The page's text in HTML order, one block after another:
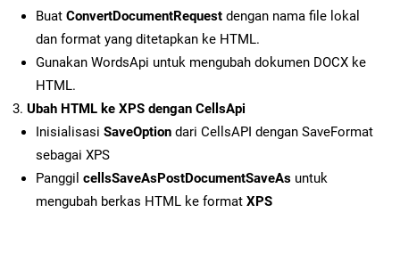
Buat ConvertDocumentRequest dengan nama file lokal
dan format yang ditetapkan ke HTML.
Gunakan WordsApi untuk mengubah dokumen DOCX ke
HTML.
Ubah HTML ke XPS dengan CellsApi
Inisialisasi SaveOption dari CellsAPI dengan SaveFormat
sebagai XPS
Panggil cellsSaveAsPostDocumentSaveAs untuk
mengubah berkas HTML ke format XPS